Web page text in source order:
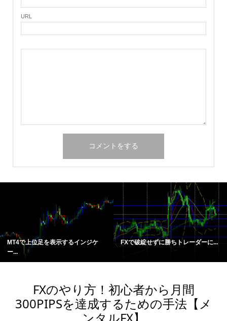
URL
MT4で上位足を表示するインジケ
ー...
FXで破綻せずに勝ちトレーダーに...
FXのやり方！初心者から月間
300PIPSを達成するための手法【メ